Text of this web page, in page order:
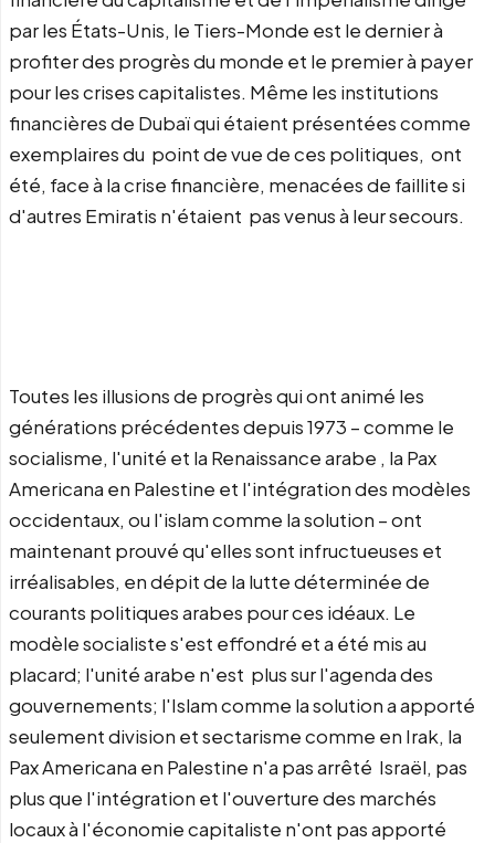
par les États-Unis, le Tiers-Monde est le dernier à
profiter des progrès du monde et le premier à payer
pour les crises capitalistes. Même les institutions
financières de Dubaï qui étaient présentées comme
exemplaires du point de vue de ces politiques, ont
été, face à la crise financière, menacées de faillite si
d'autres Emiratis n'étaient pas venus à leur secours.
Toutes les illusions de progrès qui ont animé les
générations précédentes depuis 1973 – comme le
socialisme, l'unité et la Renaissance arabe , la Pax
Americana en Palestine et l'intégration des modèles
occidentaux, ou l'islam comme la solution – ont
maintenant prouvé qu'elles sont infructueuses et
irréalisables, en dépit de la lutte déterminée de
courants politiques arabes pour ces idéaux. Le
modèle socialiste s'est effondré et a été mis au
placard; l'unité arabe n'est plus sur l'agenda des
gouvernements; l'Islam comme la solution a apporté
seulement division et sectarisme comme en Irak, la
Pax Americana en Palestine n'a pas arrêté Israël, pas
plus que l'intégration et l'ouverture des marchés
locaux à l'économie capitaliste n'ont pas apporté